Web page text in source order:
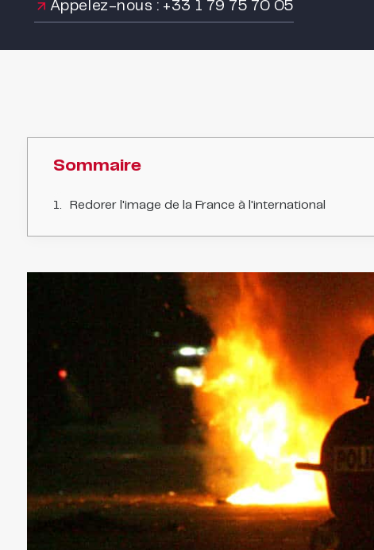
Appelez-nous : +33 1 79 75 70 05
Sommaire
Redorer l'image de la France à l'international